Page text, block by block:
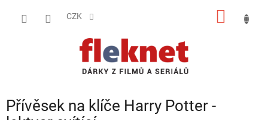
CZK
Přívěsek na klíče Harry Potter -